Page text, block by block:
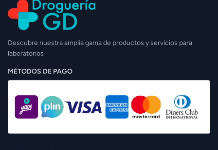
Descubre nuestra amplia gama de productos y servicios para
laboratorios
MÉTODOS DE PAGO